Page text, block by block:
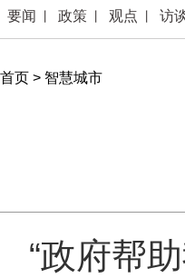
首页 > 智慧城市
“政府帮